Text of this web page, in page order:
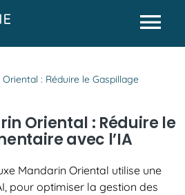
: Réduire le Gaspillage
Oriental : Réduire le
avec l’IA
Mandarin Oriental utilise une
pour optimiser la gestion des